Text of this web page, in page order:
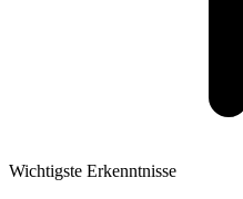
Wichtigste Erkenntnisse